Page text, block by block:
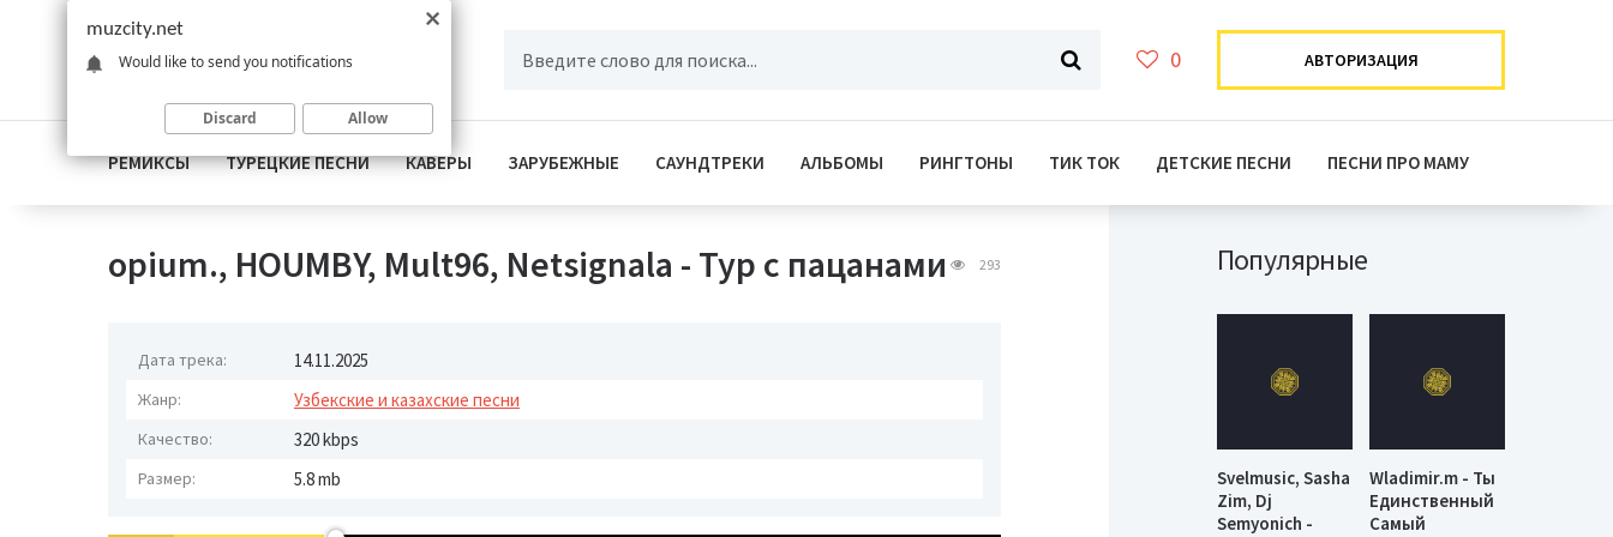
0 АВТОРИЗАЦИЯ
РЕМИКСЫ ТУРЕЦКИЕ ПЕСНИ КАВЕРЫ ЗАРУБЕЖНЫЕ САУНДТРЕКИ АЛЬБОМЫ РИНГТОНЫ ТИК ТОК ДЕТСКИЕ ПЕСНИ ПЕСНИ ПРО МАМУ
opium., HOUMBY, Mult96, Netsignala - Тур с пацанами 293
Дата трека: 14.11.2025
Жанр: Узбекские и казахские песни
Качество: 320 kbps
Размер: 5.8 mb
Популярные
Svelmusic, Sasha
Zim, Dj
Semyonich -
Wladimir.m - Ты
Единственный
Самый
muzcity.net
Would like to send you notifications
Discard Allow